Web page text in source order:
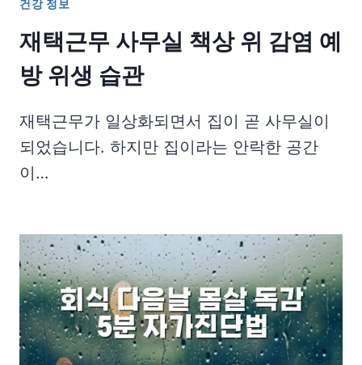
건강 정보
재택근무 사무실 책상 위 감염 예
방 위생 습관
재택근무가 일상화되면서 집이 곧 사무실이
되었습니다. 하지만 집이라는 안락한 공간
이…